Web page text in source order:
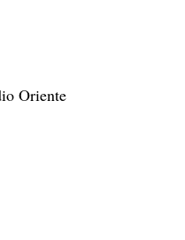
Oriente